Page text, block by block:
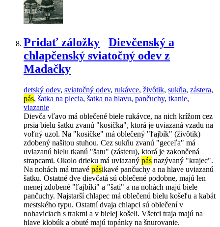
Pridať záložky
Dievčenský a
chlapčenský sviatočný odev z
Madačky
detský odev, sviatočný odev, rukávce, živôtik, sukňa, zástera,
pás, šatka na plecia, šatka na hlavu, pančuchy, tkanie,
viazanie
Dievča vľavo má oblečené biele rukávce, na nich krížom cez
prsia bielu šatku zvanú "kosička", ktorá je uviazaná vzadu na
voľný uzol. Na "kosičke" má oblečený "ľajbík" (živôtik)
zdobený našitou stuhou. Cez sukňu zvanú "geceľa" má
uviazanú bielu tkanú "šatu" (zásteru), ktorá je zakončená
strapcami. Okolo drieku má uviazaný pás nazývaný "krajec".
Na nohách má tmavé pásikavé pančuchy a na hlave uviazanú
šatku. Ostatné dve dievčatá sú oblečené podobne, majú len
menej zdobené "ľajbíki" a "šati" a na nohách majú biele
pančuchy. Najstarší chlapec má oblečenú bielu košeľu a kabát
mestského typu. Ostatní dvaja chlapci sú oblečení v
nohaviciach s trakmi a v bielej košeli. Všetci traja majú na
hlave klobúk a obuté majú topánky na šnurovanie.